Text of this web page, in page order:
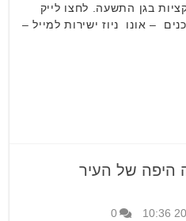
בגן התשעה. לחצו לייק
– אונו ניוז ישירות למייל –
היפה של העיר
0